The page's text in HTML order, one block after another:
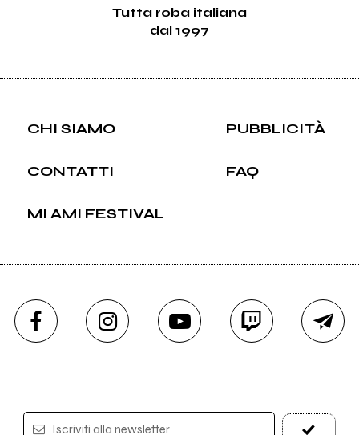
Tutta roba italiana
dal 1997
CHI SIAMO PUBBLICITÀ
CONTATTI FAQ
MI AMI FESTIVAL
Iscriviti alla newsletter